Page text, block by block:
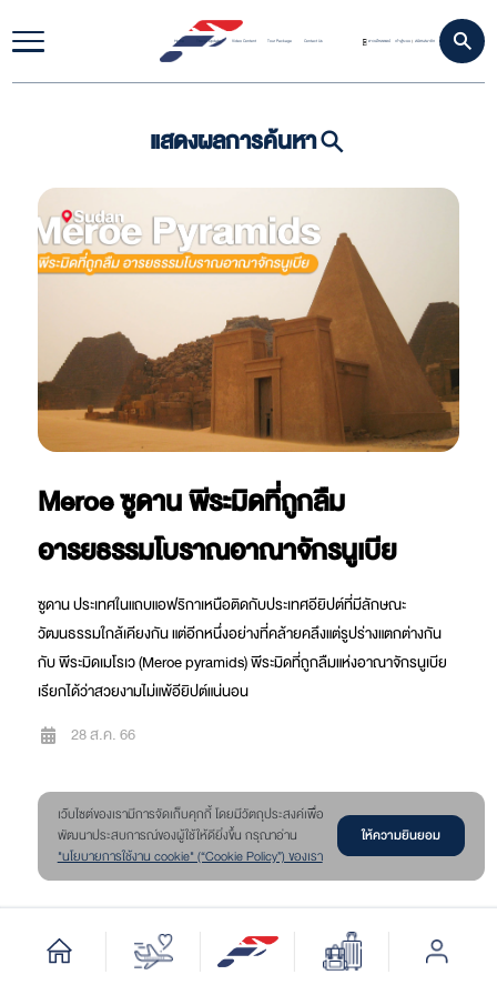
Home Travel Update Video Content Tour Package Contact Us ดาวน์โหลดแอป เข้าสู่ระบบ | สมัครสมาชิก
แสดงผลการค้นหา
Meroe ซูดาน พีระมิดที่ถูกลืม
อารยธรรมโบราณอาณาจักรนูเบีย
ซูดาน ประเทศในแถบแอฟริกาเหนือติดกับประเทศอียิปต์ที่มีลักษณะ
วัฒนธรรมใกล้เคียงกัน แต่อีกหนึ่งอย่างที่คล้ายคลึงแต่รูปร่างแตกต่างกัน
กับ พีระมิดเมโรเว (Meroe pyramids) พีระมิดที่ถูกลืมแห่งอาณาจักรนูเบีย
เรียกได้ว่าสวยงามไม่แพ้อียิปต์แน่นอน
28 ส.ค. 66
เว๊บไซต์ของเรามีการจัดเก็บคุกกี้ โดยมีวัตถุประสงค์เพื่อ
พัฒนาประสบการณ์ของผู้ใช้ให้ดียิ่งขึ้น กรุณาอ่าน
"นโยบายการใช้งาน cookie" (“Cookie Policy”) ของเรา
ให้ความยินยอม